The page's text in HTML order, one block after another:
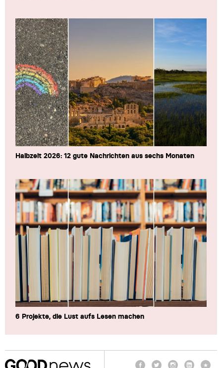
Halbzeit 2026: 12 gute Nachrichten aus sechs Monaten
6 Projekte, die Lust aufs Lesen machen